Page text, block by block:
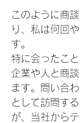
このように商
り、私は何回
す。
特に会ったこ
企業や人と商
ます。問い合
として訪問す
が、当社から